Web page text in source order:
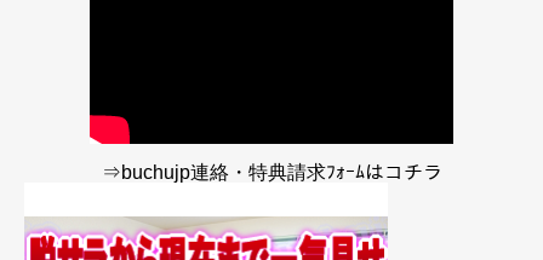
⇒buchujp連絡・特典請求ﾌｫｰﾑはコチラ